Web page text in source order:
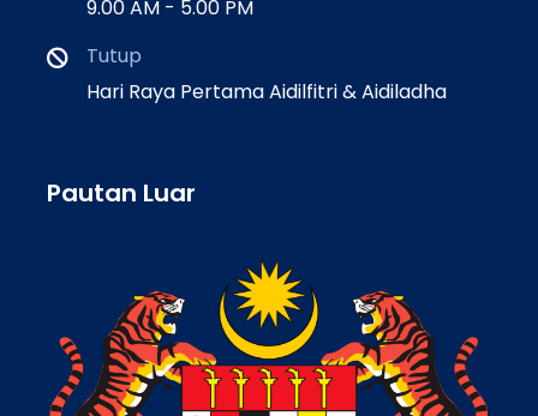
9.00 AM - 5.00 PM
Tutup
Hari Raya Pertama Aidilfitri & Aidiladha
Pautan Luar